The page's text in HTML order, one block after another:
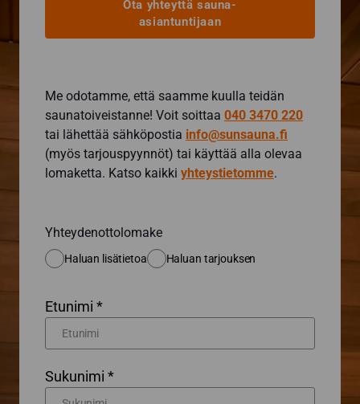
Ota yhteyttä sauna-
asiantuntijaan
Me odotamme, että saamme kuulla teidän
saunatoiveistanne! Voit soittaa 040 3470 220
tai lähettää sähköpostia info@sunsauna.fi
(myös tarjouspyynnöt) tai käyttää alla olevaa
lomaketta. Katso kaikki yhteystietomme.
Yhteydenottolomake
Haluan lisätietoa Haluan tarjouksen
Etunimi *
Sukunimi *